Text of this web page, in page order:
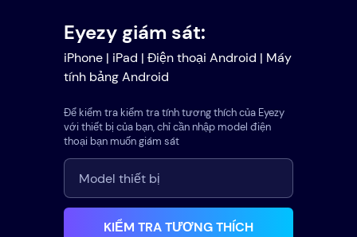
Eyezy giám sát:
iPhone | iPad | Điện thoại Android | Máy
tính bảng Android
Để kiểm tra kiểm tra tính tương thích của Eyezy
với thiết bị của bạn, chỉ cần nhập model điện
thoại bạn muốn giám sát
KIỂM TRA TƯƠNG THÍCH